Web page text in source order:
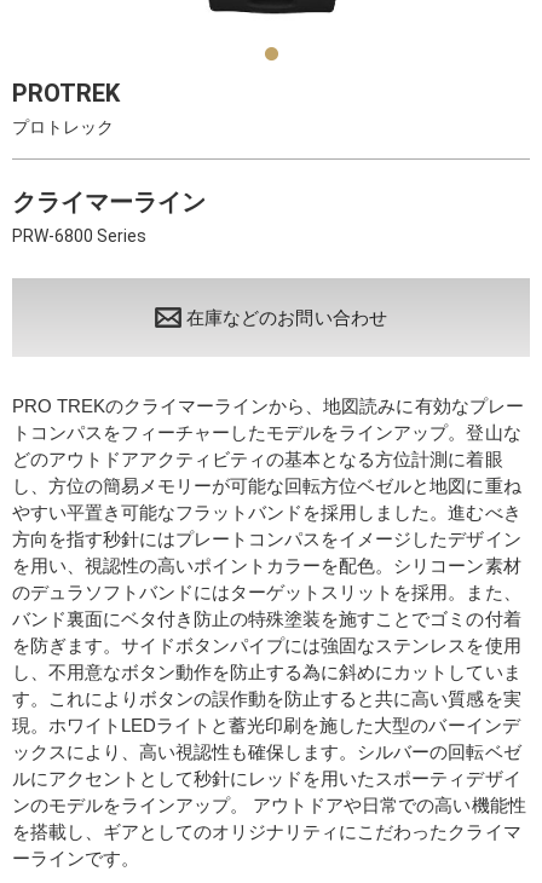
PROTREK
プロトレック
クライマーライン
PRW-6800 Series
在庫などのお問い合わせ
PRO TREKのクライマーラインから、地図読みに有効なプレー
トコンパスをフィーチャーしたモデルをラインアップ。登山な
どのアウトドアアクティビティの基本となる方位計測に着眼
し、方位の簡易メモリーが可能な回転方位ベゼルと地図に重ね
やすい平置き可能なフラットバンドを採用しました。進むべき
方向を指す秒針にはプレートコンパスをイメージしたデザイン
を用い、視認性の高いポイントカラーを配色。シリコーン素材
のデュラソフトバンドにはターゲットスリットを採用。また、
バンド裏面にベタ付き防止の特殊塗装を施すことでゴミの付着
を防ぎます。サイドボタンパイプには強固なステンレスを使用
し、不用意なボタン動作を防止する為に斜めにカットしていま
す。これによりボタンの誤作動を防止すると共に高い質感を実
現。ホワイトLEDライトと蓄光印刷を施した大型のバーインデ
ックスにより、高い視認性も確保します。シルバーの回転ベゼ
ルにアクセントとして秒針にレッドを用いたスポーティデザイ
ンのモデルをラインアップ。 アウトドアや日常での高い機能性
を搭載し、ギアとしてのオリジナリティにこだわったクライマ
ーラインです。